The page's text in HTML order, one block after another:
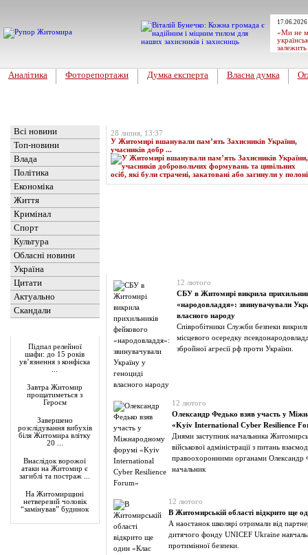
«Ми не
Аналітика Фоторепортажи Думка експерта Власна думка
Всі новини
Топ-новини
Влада
Політика
Економіка
Життя
Кримінал
Спорт
Культура
Обласні новини
Україна
Цитати
Актуально
Скандали
Підпал релейної
шафи: до 15 років
ув’язнення з конфіска
Завтра Житомир
прощатиметься з
Героєм
Завершено
розслідування вибухів
біля Житомира влітку
20 ...
Внаслідок ворожої
атаки на Житомир є
загиблі та постраж ...
На Житомирщині
нетверезий чоловік
“замінував” будинок
28 липня, 13:37
У Житомирі вшанували пам’ять Захисників України,
учасників добр ...
12 лютого
СБУ в Житомирі викрила
«народовладдя»: звинувачували
власного народу
Співробітники Служби безпеки викрили
місцевого осередку
збройної агресії рф проти України.
12 лютого
Олександр Федько взяв участь у
«Kyiv International Cyber Resilience
Днями заступник начальника
військової адміністрації з питань
правоохоронними органами Олександр
начальник
12 лютого
В Житомирській області відкрито ще
А наостанок школярі отримали від
дитячого фонду UNICEF Ukraine
протимінної безпеки.